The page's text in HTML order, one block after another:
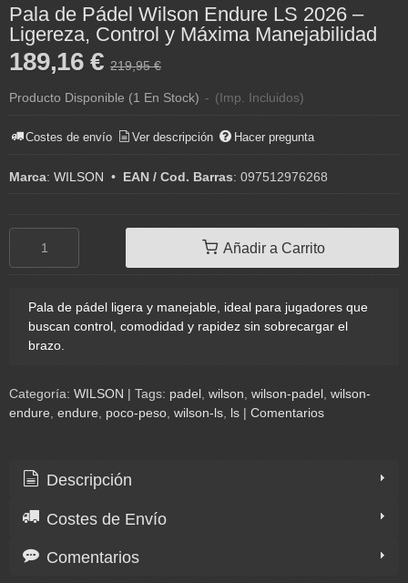
Pala de Pádel Wilson Endure LS 2026 –
Ligereza, Control y Máxima Manejabilidad
189,16 € 219,95 €
Producto Disponible (1 En Stock) - (Imp. Incluidos)
Costes de envío Ver descripción Hacer pregunta
Marca: WILSON • EAN / Cod. Barras: 097512976268
Añadir a Carrito
Pala de pádel ligera y manejable, ideal para jugadores que
buscan control, comodidad y rapidez sin sobrecargar el
brazo.
Categoría: WILSON | Tags: padel wilson wilson-padel wilson-
endure endure poco-peso wilson-ls ls | Comentarios
Descripción
Costes de Envío
Comentarios